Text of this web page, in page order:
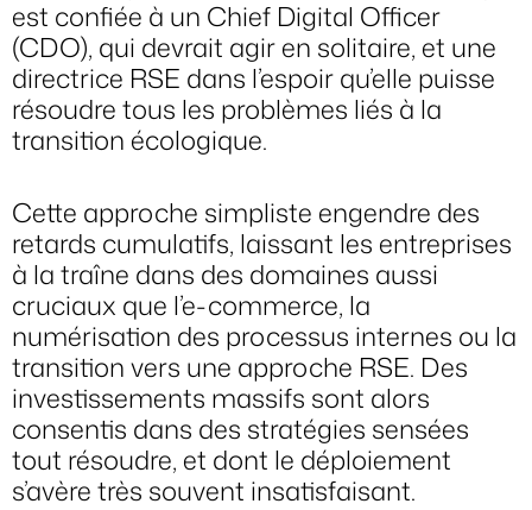
est confiée à un Chief Digital Officer
(CDO), qui devrait agir en solitaire, et une
directrice RSE dans l’espoir qu’elle puisse
résoudre tous les problèmes liés à la
transition écologique.
Cette approche simpliste engendre des
retards cumulatifs, laissant les entreprises
à la traîne dans des domaines aussi
cruciaux que l’e-commerce, la
numérisation des processus internes ou la
transition vers une approche RSE. Des
investissements massifs sont alors
consentis dans des stratégies sensées
tout résoudre, et dont le déploiement
s’avère très souvent insatisfaisant.